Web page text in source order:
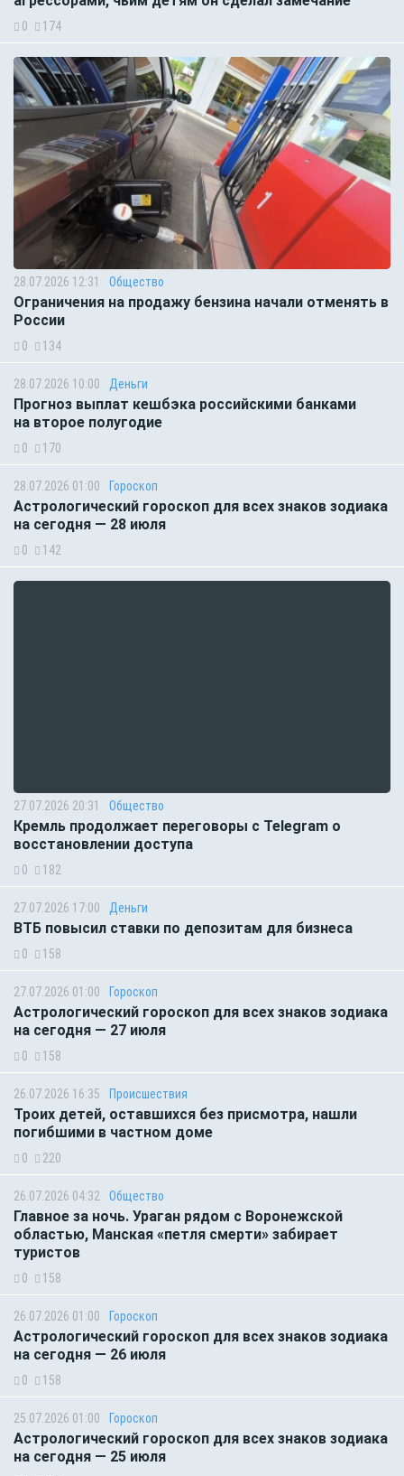
0 174
28.07.2026 12:31 Общество
Ограничения на продажу бензина начали отменять в
России
0 134
28.07.2026 10:00 Деньги
Прогноз выплат кешбэка российскими банками
на второе полугодие
0 170
28.07.2026 01:00 Гороскоп
Астрологический гороскоп для всех знаков зодиака
на сегодня — 28 июля
0 142
27.07.2026 20:31 Общество
Кремль продолжает переговоры с Telegram о
восстановлении доступа
0 182
27.07.2026 17:00 Деньги
ВТБ повысил ставки по депозитам для бизнеса
0 158
27.07.2026 01:00 Гороскоп
Астрологический гороскоп для всех знаков зодиака
на сегодня — 27 июля
0 158
26.07.2026 16:35 Происшествия
Троих детей, оставшихся без присмотра, нашли
погибшими в частном доме
0 220
26.07.2026 04:32 Общество
Главное за ночь. Ураган рядом с Воронежской
областью, Манская «петля смерти» забирает
туристов
0 158
26.07.2026 01:00 Гороскоп
Астрологический гороскоп для всех знаков зодиака
на сегодня — 26 июля
0 158
25.07.2026 01:00 Гороскоп
Астрологический гороскоп для всех знаков зодиака
на сегодня — 25 июля